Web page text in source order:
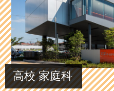
高校 家庭科